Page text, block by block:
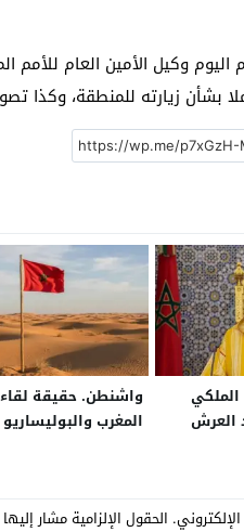
وكيل الأمين العام
بشأن زيارته للمنطقة، وكذا
العرش
واشنطن. حقيقة
المغرب
الحقول الإلزامية مشار إليها